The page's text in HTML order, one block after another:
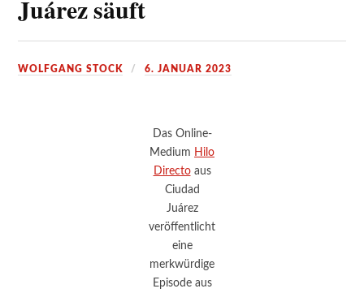
Juárez säuft
WOLFGANG STOCK 6. JANUAR 2023
Das Online-
Medium Hilo
Directoaus
Ciudad
Juárez
veröffentlicht
eine
merkwürdige
Episode aus